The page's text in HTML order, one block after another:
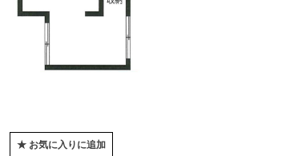
★ お気に入りに追加